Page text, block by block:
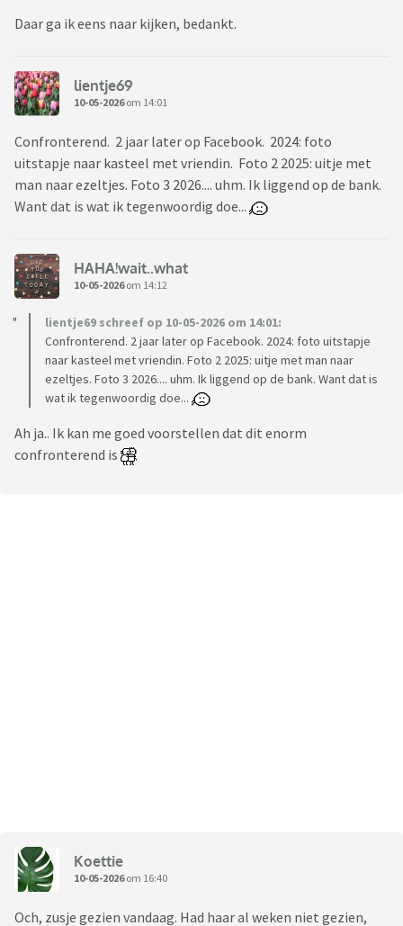
Daar ga ik eens naar kijken, bedankt.
lientje69
10-05-2026om 14:01
Confronterend. 2 jaar later op Facebook. 2024: foto
uitstapje naar kasteel met vriendin. Foto 2 2025: uitje met
man naar ezeltjes. Foto 3 2026.... uhm. Ik liggend op de bank.
Want dat is wat ik tegenwoordig doe...
HAHA!wait..what
10-05-2026om 14:12
lientje69 schreef op 10-05-2026 om 14:01:
Confronterend. 2 jaar later op Facebook. 2024: foto uitstapje
naar kasteel met vriendin. Foto 2 2025: uitje met man naar
ezeltjes. Foto 3 2026.... uhm. Ik liggend op de bank. Want dat is
wat ik tegenwoordig doe...
Ah ja.. Ik kan me goed voorstellen dat dit enorm
confronterend is
Koettie
10-05-2026om 16:40
Och, zusje gezien vandaag. Had haar al weken niet gezien,